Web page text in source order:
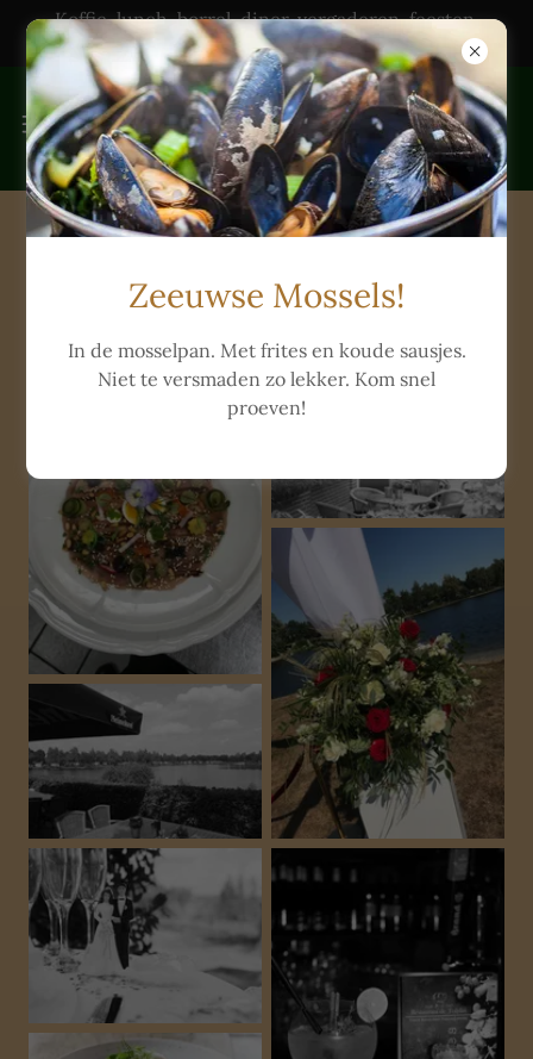
Koffie, lunch, borrel, diner, vergaderen, feesten,
trouwerijen & catering
Zeeuwse Mossels!
In de mosselpan. Met frites en koude sausjes.
Niet te versmaden zo lekker. Kom snel
proeven!